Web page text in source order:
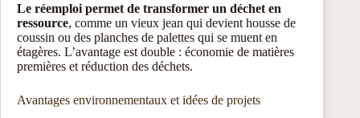
Le réemploi permet de transformer un déchet en
ressource, comme un vieux jean qui devient housse de
coussin ou des planches de palettes qui se muent en
étagères. L’avantage est double : économie de matières
premières et réduction des déchets.
Avantages environnementaux et idées de projets